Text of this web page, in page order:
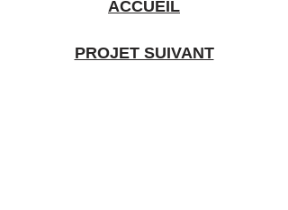
ACCUEIL
PROJET SUIVANT